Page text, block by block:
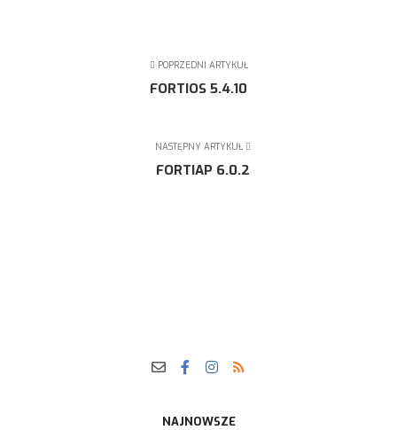
POPRZEDNI ARTYKUŁ
FORTIOS 5.4.10
NASTĘPNY ARTYKUŁ
FORTIAP 6.0.2
NAJNOWSZE